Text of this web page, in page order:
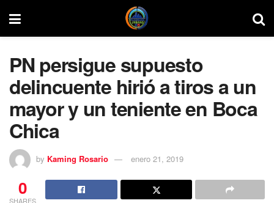
PN persigue supuesto
delincuente hirió a tiros a un
mayor y un teniente en Boca
Chica
by Kaming Rosario enero 21, 2019
0
SHARES